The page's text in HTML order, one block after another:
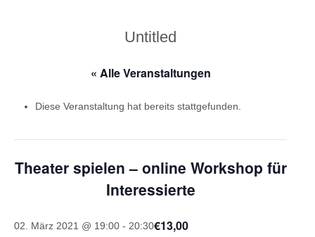
Untitled
« Alle Veranstaltungen
Diese Veranstaltung hat bereits stattgefunden.
Theater spielen – online Workshop für
Interessierte
02. März 2021 @ 19:00 - 20:30€13,00